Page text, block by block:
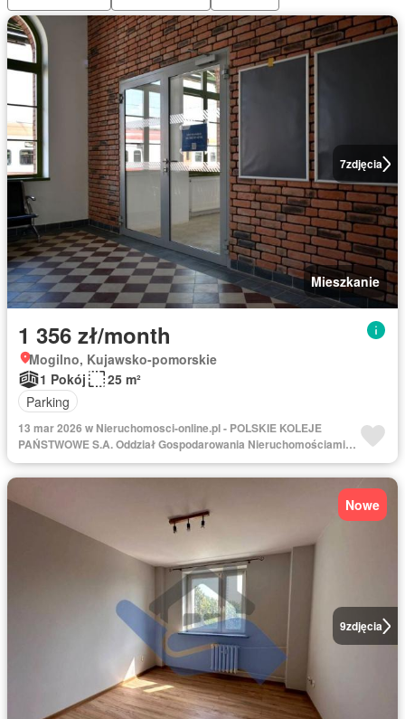
7zdjęcia
Mieszkanie
1 356 zł/month
Mogilno, Kujawsko-pomorskie
1 Pokój
25 m²
Parking
13 mar 2026 w Nieruchomosci-online.pl - POLSKIE KOLEJE
PAŃSTWOWE S.A. Oddział Gospodarowania Nieruchomościami w
Gdańsku
9zdjęcia
Nowe